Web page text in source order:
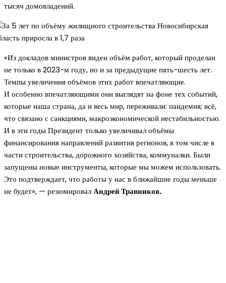
тысяч домовладений.
«Из докладов министров виден объём работ, который проделан
не только в 2023-м году, но и за предыдущие пять-шесть лет.
Темпы увеличения объёмов этих работ впечатляющие.
И особенно впечатляющими они выглядят на фоне тех событий,
которые наша страна, да и весь мир, переживали: пандемия; всё,
что связано с санкциями, макроэкономической нестабильностью.
И в эти годы Президент только увеличивал объёмы
финансирования направлений развития регионов, в том числе в
части строительства, дорожного хозяйства, коммуналки. Были
запущены новые инструменты, которые мы можем использовать.
Это подтверждает, что работы у нас в ближайшие годы меньше
не будет», — резюмировалАндрей Травников.